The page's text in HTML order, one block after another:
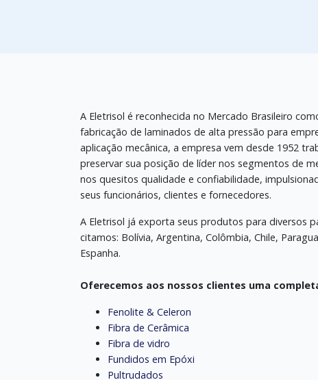
A Eletrisol é reconhecida no Mercado Brasileiro
fabricação de laminados de alta pressão para
aplicação mecânica, a empresa vem desde 1952
preservar sua posição de líder nos segmentos de
nos quesitos qualidade e confiabilidade,
seus funcionários, clientes e fornecedores.
A Eletrisol já exporta seus produtos para diversos
citamos: Bolívia, Argentina, Colômbia, Chile,
Espanha.
Oferecemos aos nossos clientes uma
Fenolite & Celeron
Fibra de Cerâmica
Fibra de vidro
Fundidos em Epóxi
Pultrudados